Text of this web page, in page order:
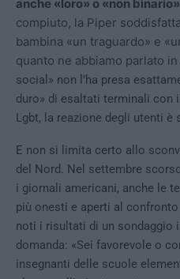
anche «loro» o «non binario»
compiuto, la Piper
bambina «un traguardo» e
quanto ne abbiamo parlato in
social» non l’ha presa
duro» di esaltati terminali
Lgbt, la reazione degli utenti è
E non si limita certo allo
del Nord. Nel settembre
i giornali americani, anche le
più onesti e aperti al
noti i risultati di un sondaggio
domanda: «Sei favorevole o
insegnanti delle scuole